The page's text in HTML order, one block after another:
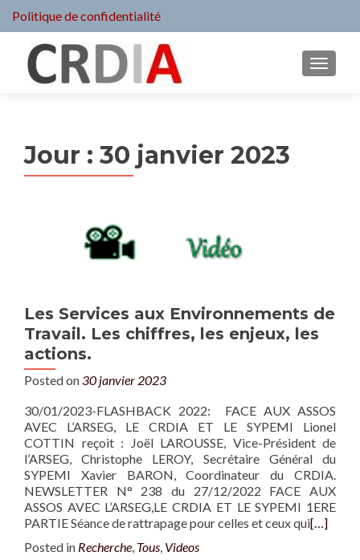
Politique de confidentialité
MENU
Jour : 30 janvier 2023
Les Services aux Environnements de
Travail. Les chiffres, les enjeux, les
actions.
Posted on30 janvier 2023
30/01/2023-FLASHBACK 2022: FACE AUX ASSOS
AVEC L’ARSEG, LE CRDIA ET LE SYPEMI Lionel
COTTIN reçoit : Joël LAROUSSE, Vice-Président de
l’ARSEG, Christophe LEROY, Secrétaire Général du
SYPEMI Xavier BARON, Coordinateur du CRDIA.
NEWSLETTER N° 238 du 27/12/2022 FACE AUX
ASSOS AVEC L’ARSEG,LE CRDIA ET LE SYPEMI 1ERE
PARTIE Séance de rattrapage pour celles et ceux qui[…]
Posted in Recherche, Tous, Videos